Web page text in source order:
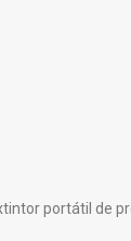
portátil de